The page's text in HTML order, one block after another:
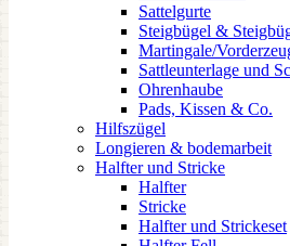
Sattelgurte
Steigbügel &
Martingale/
Sattleunterlage und
Ohrenhaube
Pads, Kissen & Co.
Hilfszügel
Longieren & bodemarbeit
Halfter und Stricke
Halfter
Stricke
Halfter und Strickeset